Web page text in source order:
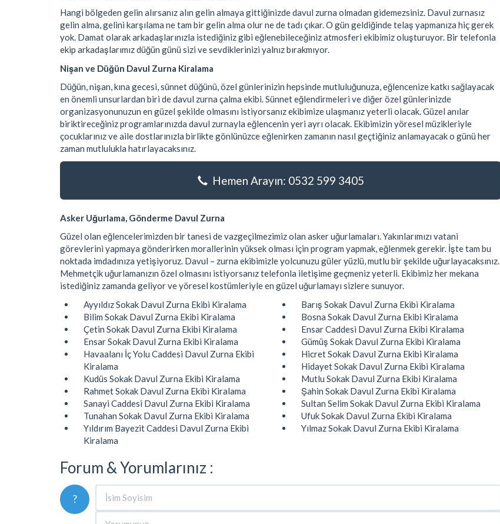
Hangi bölgeden gelin alırsanız alın gelin almaya gittiğinizde davul zurna olmadan gidemezsiniz. Davul zurnasız
gelin alma, gelini karşılama ne tam bir gelin alma olur ne de tadı çıkar. O gün geldiğinde telaş yapmanıza hiç gerek
yok. Damat olarak arkadaşlarınızla istediğiniz gibi eğlenebileceğiniz atmosferi ekibimiz oluşturuyor. Bir telefonla
ekip arkadaşlarımız düğün günü sizi ve sevdiklerinizi yalnız bırakmıyor.
Nişan ve Düğün Davul Zurna Kiralama
Düğün, nişan, kına gecesi, sünnet düğünü, özel günlerinizin hepsinde mutluluğunuza, eğlencenize katkı sağlayacak
en önemli unsurlardan biri de davul zurna çalma ekibi. Sünnet eğlendirmeleri ve diğer özel günlerinizde
organizasyonunuzun en güzel şekilde olmasını istiyorsanız ekibimize ulaşmanız yeterli olacak. Güzel anılar
biriktireceğiniz programlarınızda davul zurnayla eğlencenin yeri ayrı olacak. Ekibimizin yöresel müzikleriyle
çocuklarınız ve aile dostlarınızla birlikte gönlünüzce eğlenirken zamanın nasıl geçtiğiniz anlamayacak o günü her
zaman mutlulukla hatırlayacaksınız.
Hemen Arayın: 0532 599 3405
Asker Uğurlama, Gönderme Davul Zurna
Güzel olan eğlencelerimizden bir tanesi de vazgeçilmezimiz olan asker uğurlamaları. Yakınlarımızı vatani
görevlerini yapmaya gönderirken morallerinin yüksek olması için program yapmak, eğlenmek gerekir. İşte tam bu
noktada imdadınıza yetişiyoruz. Davul – zurna ekibimizle yolcunuzu güler yüzlü, mutlu bir şekilde uğurlayacaksınız.
Mehmetçik uğurlamanızın özel olmasını istiyorsanız telefonla iletişime geçmeniz yeterli. Ekibimiz her mekana
istediğiniz zamanda geliyor ve yöresel kostümleriyle en güzel uğurlamayı sizlere sunuyor.
Ayyıldız Sokak Davul Zurna Ekibi Kiralama
Barış Sokak Davul Zurna Ekibi Kiralama
Bilim Sokak Davul Zurna Ekibi Kiralama
Bosna Sokak Davul Zurna Ekibi Kiralama
Çetin Sokak Davul Zurna Ekibi Kiralama
Ensar Caddesi Davul Zurna Ekibi Kiralama
Ensar Sokak Davul Zurna Ekibi Kiralama
Gümüş Sokak Davul Zurna Ekibi Kiralama
Havaalanı İç Yolu Caddesi Davul Zurna Ekibi
Kiralama
Hicret Sokak Davul Zurna Ekibi Kiralama
Hidayet Sokak Davul Zurna Ekibi Kiralama
Kudüs Sokak Davul Zurna Ekibi Kiralama
Mutlu Sokak Davul Zurna Ekibi Kiralama
Rahmet Sokak Davul Zurna Ekibi Kiralama
Şahin Sokak Davul Zurna Ekibi Kiralama
Sanayi Caddesi Davul Zurna Ekibi Kiralama
Sultan Selim Sokak Davul Zurna Ekibi Kiralama
Tunahan Sokak Davul Zurna Ekibi Kiralama
Ufuk Sokak Davul Zurna Ekibi Kiralama
Yıldırım Bayezit Caddesi Davul Zurna Ekibi
Kiralama
Yılmaz Sokak Davul Zurna Ekibi Kiralama
Forum & Yorumlarınız :
?